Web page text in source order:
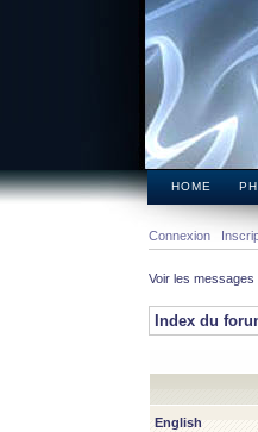
HOME
Connexion
Voir les
Index du
English